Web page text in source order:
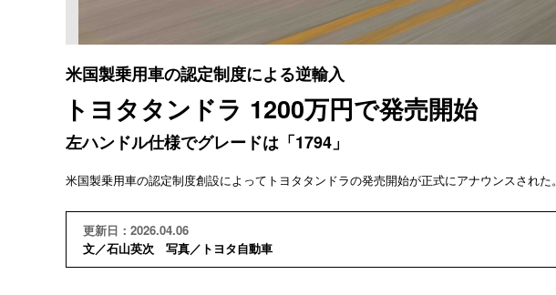
米国製乗用車の認定制度による逆輸入
トヨタタンドラ 1200万円で発売開始
左ハンドル仕様でグレードは「1794」
米国製乗用車の認定制度創設によってトヨタタンドラの発売開始が正式にアナウンスされた。
更新日：2026.04.06
文／石山英次 写真／トヨタ自動車